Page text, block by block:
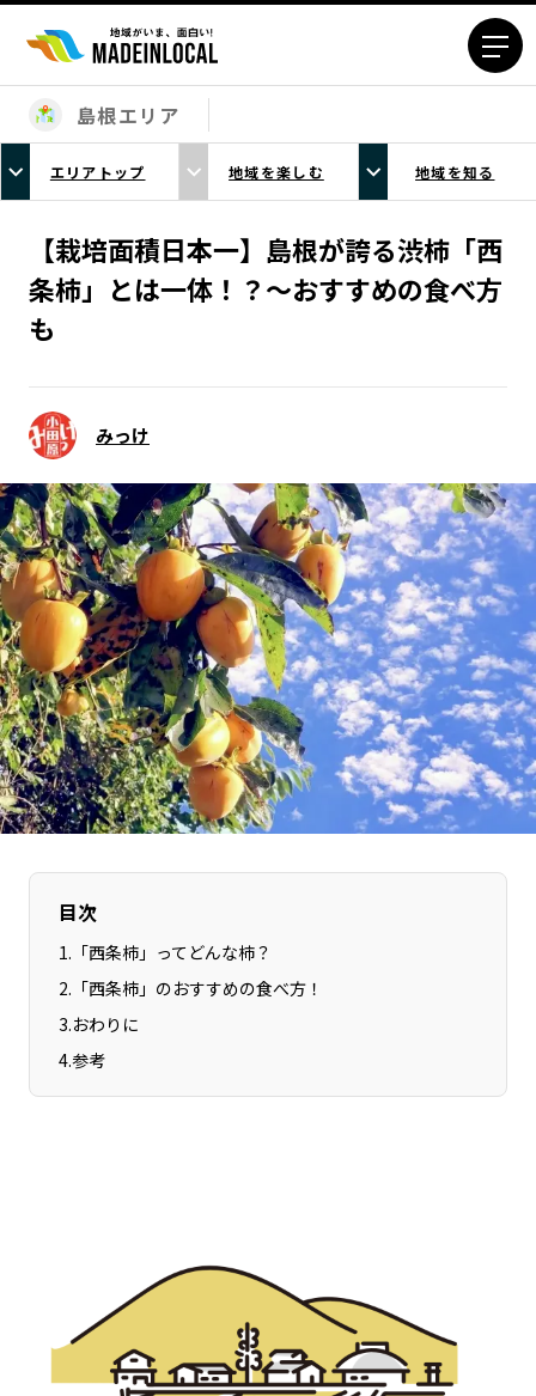
エリアから探す
北海道エリア
青森エリア
岩手エリア
宮城エリア
秋田エリア
山形エリア
福島エリア
茨城エリア
栃木エリア
埼玉エリア
千葉エリア
東京23区エリア
神奈川エリア
富山エリア
石川エリア
福井エリア
山梨エリア
長野エリア
岐阜エリア
静岡エリア
愛知エリア
三重エリア
滋賀エリア
京都エリア
大阪市エリア
北摂エリア
堺・泉州エリア
河内エリア
兵庫エリア
奈良エリア
和歌山エリア
鳥取エリア
島根エリア
山口エリア
高知エリア
佐賀エリア
熊本エリア
プレスリリース
行政連携記事
MILCプロジェクト
選出企業特別対談
Localist
SDGsの先駆者
島根エリア
エリアトップ 地域を楽しむ 地域を知る
【栽培面積日本一】島根が誇る渋柿「西
条柿」とは一体！？～おすすめの食べ方
も
みっけ
目次
1. 「西条柿」ってどんな柿？
2. 「西条柿」のおすすめの食べ方！
3.おわりに
4.参考